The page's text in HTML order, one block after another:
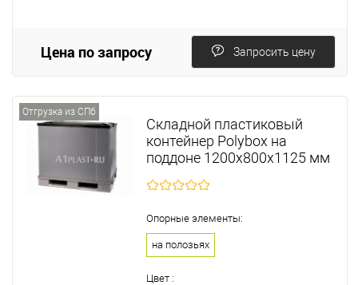
Цена по запросу Запросить цену
Отгрузка из СПб
Складной пластиковый
контейнер Polyboх на
поддоне 1200х800х1125 мм
Опорные элементы:
на полозьях
Цвет :